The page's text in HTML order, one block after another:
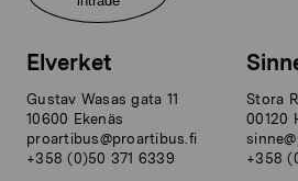
Elverket
Gustav Wasas gata 11
10600 Ekenäs
proartibus@proartibus.fi
+358 (0)50 371 6339
Stora
00120
+358